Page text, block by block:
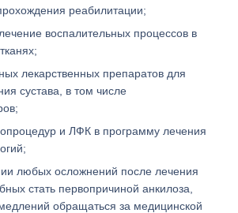
реабилитации;
воспалительных процессов в
лекарственных препаратов для
сустава, в том числе
и ЛФК в программу лечения
любых осложнений после лечения
стать первопричиной анкилоза,
обращаться за медицинской